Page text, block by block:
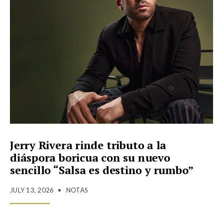
Jerry Rivera rinde tributo a la
diáspora boricua con su nuevo
sencillo “Salsa es destino y rumbo”
JULY 13, 2026 • NOTAS